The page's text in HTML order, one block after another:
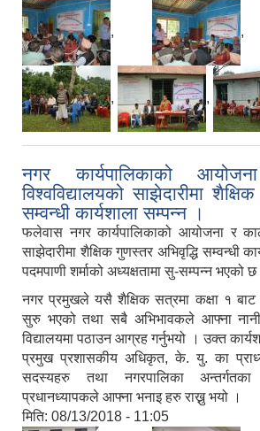
,
, ,
नगर कार्यपालिकाको
विश्वविद्यालयको साझेदारीमा
सम्वन्धी कार्यशाला सम्पन्न ।
फलेवास नगर कार्यपालिकाको आयोजना र
साझेदारीमा शैक्षिक गुणस्तर अभिवृद्धि सम्वन्धी
पदमपाणी शर्माको अध्यक्षतामा सु-सम्पन्न भएको छ
नगर प्रमुखले यसै शैक्षिक सत्रमा कक्षा १ बाट
सुरु भएको तथा सबै अभिभावकले आफ्ना
विद्यालयमा पठाउन आग्रह गर्नुभयो । उक्त
प्रमुख प्रशासकीय अधिकृत, के. यु. का
सदस्यहरु तथा नगरपालिका अन्तर्गतका
प्रधानध्यापकले आफ्ना भनाइ हरु राख्नु भयो ।
मिति: 08/13/2018 - 11:05